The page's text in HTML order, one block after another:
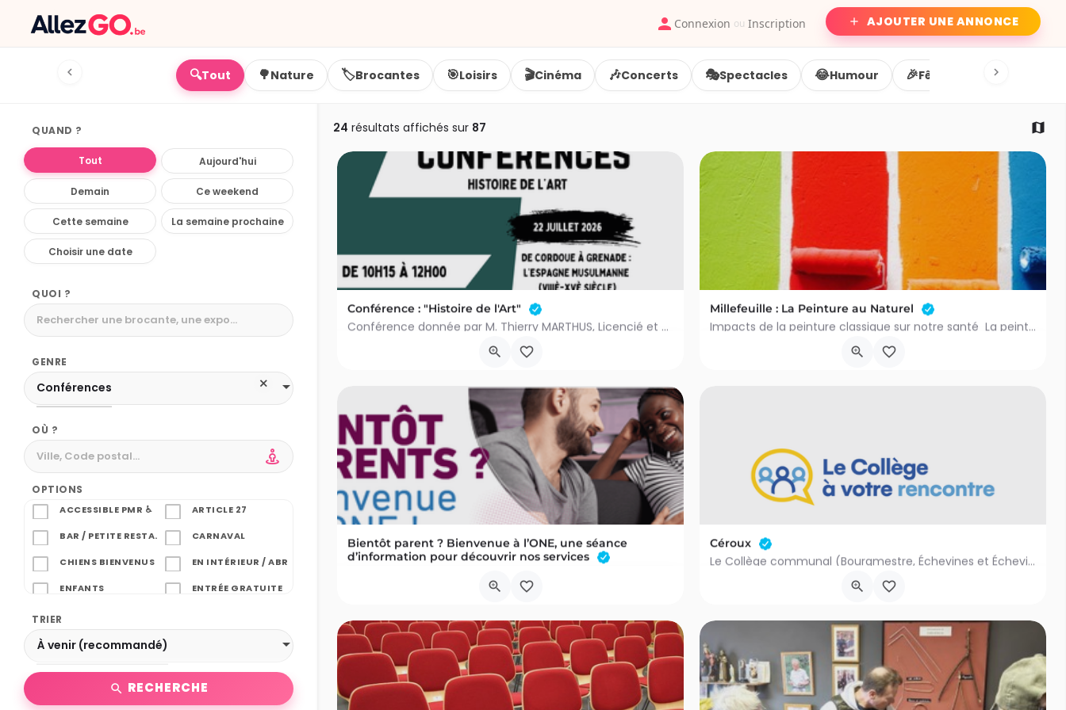
Connexion ou Inscription AJOUTER UNE ANNONCE
🔍Tout 🌳Nature 🏷️Brocantes 🎯Loisirs 🎬Cinéma 🎶Concerts 🎭Spectacles 😂Humour 🎉Fêtes Soirées
QUAND ?
Tout Aujourd'hui
Demain Ce weekend
Cette semaine La semaine prochaine
Choisir une date
QUOI ?
GENRE
Conférences
OÙ ?
OPTIONS
ACCESSIBLE PMR ♿ ARTICLE 27
BAR / PETITE RESTAURATION CARNAVAL
CHIENS BIENVENUS 🐾 EN INTÉRIEUR / ABRITÉ
ENFANTS ENTRÉE GRATUITE
FAMILLES
MARCHÉ DE NOËL
RÉSERVATION REQUISE SENIORS
À venir (recommandé)
TRIER
RECHERCHE
24 résultats affichés sur 87
Conférence : "Histoire de l'Art"
Conférence donnée par M. Thierry MARTHUS, Licencié et agrégé en Histoire de l'Art et Musicologie de…
12 août 2026 8h15 - 10h00
Millefeuille : La Peinture au Naturel
Impacts de la peinture classique sur notre santé La peinture et enduits naturels: confort à tous les…
22 août 2026 7h30 - 10h30
Bientôt parent ? Bienvenue à l’ONE, une séance
d’information pour découvrir nos services
Céroux
Le Collège communal (Bourgmestre, Échevines et Échevins et Président du CPAS) vient à la rencontre des…
Pl. Communale 2A, 1341 Ottignies-Louvain-la-Neuve